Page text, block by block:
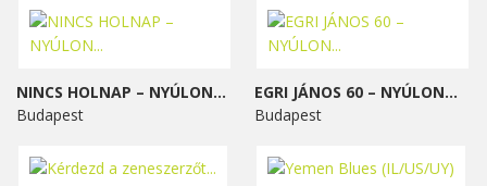
NINCS HOLNAP – NYÚLON...
Budapest
EGRI JÁNOS 60 – NYÚLON...
Budapest